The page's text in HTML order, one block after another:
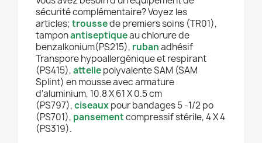
sécurité complémentaire? Voyez les
articles; troussede premiers soins (TR01),
tamponantiseptiqueau chlorure de
benzalkonium(PS215), rubanadhésif
Transpore hypoallergénique et respirant
(PS415),attellepolyvalente SAM (SAM
Splint) en mousse avec armature
d'aluminium, 10.8 X 61 X 0.5 cm
(PS797),ciseauxpour bandages 5 -1/2 po
(PS701), pansementcompressif stérile, 4 X 4
(PS319).